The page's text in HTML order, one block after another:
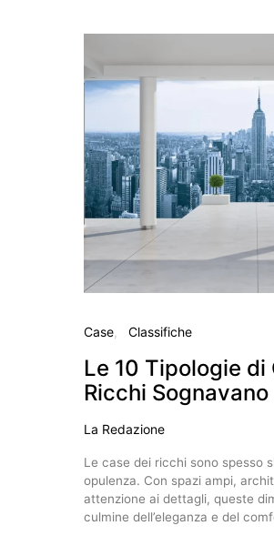
Case Classifiche
Le 10 Tipologie di
Ricchi
La Redazione
Le case dei ricchi sono spesso
opulenza. Con spazi ampi,
attenzione ai dettagli, queste
culmine dell’eleganza e del